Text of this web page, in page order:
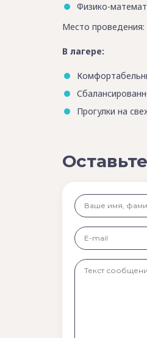
Физико-
Место проведения:
В лагере:
Прогулки на